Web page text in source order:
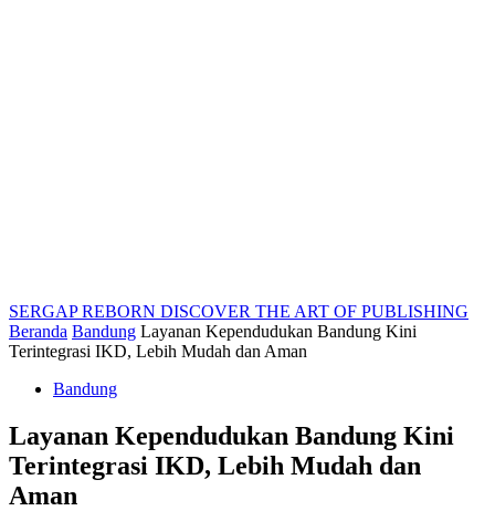
SERGAP REBORN DISCOVER THE ART OF PUBLISHING
Beranda Bandung Layanan Kependudukan Bandung Kini
Terintegrasi IKD, Lebih Mudah dan Aman
Bandung
Layanan Kependudukan Bandung Kini
Terintegrasi IKD, Lebih Mudah dan
Aman